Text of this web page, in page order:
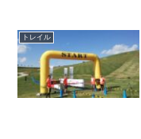
トレイル